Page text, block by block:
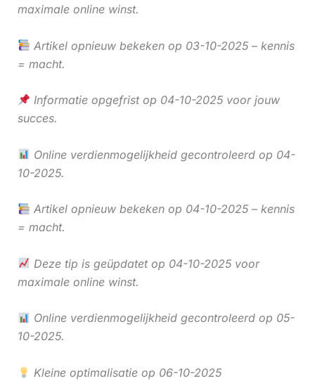
maximale online winst.
Artikel opnieuw bekeken op 03-10-2025 – kennis
= macht.
Informatie opgefrist op 04-10-2025 voor jouw
succes.
Online verdienmogelijkheid gecontroleerd op 04-
10-2025.
Artikel opnieuw bekeken op 04-10-2025 – kennis
= macht.
Deze tip is geüpdatet op 04-10-2025 voor
maximale online winst.
Online verdienmogelijkheid gecontroleerd op 05-
10-2025.
Kleine optimalisatie op 06-10-2025